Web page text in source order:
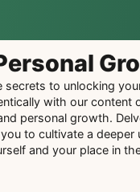
secrets to unlocking
with our content
personal growth.
to cultivate a deeper
and your place in